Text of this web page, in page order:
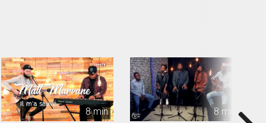
8 min 8 min